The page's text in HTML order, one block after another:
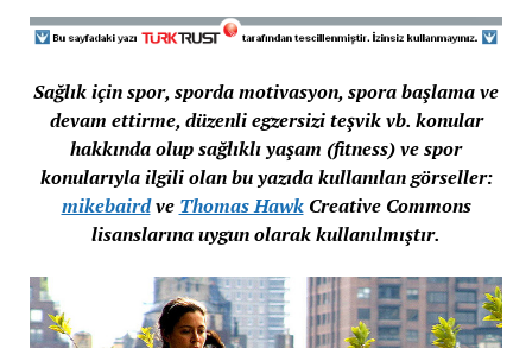
Sağlık için spor, sporda motivasyon, spora başlama ve
devam ettirme, düzenli egzersizi teşvik vb. konular
hakkında olup sağlıklı yaşam (fitness) ve spor
konularıyla ilgili olan bu yazıda kullanılan görseller:
mikebairdve Thomas HawkCreative Commons
lisanslarına uygun olarak kullanılmıştır.